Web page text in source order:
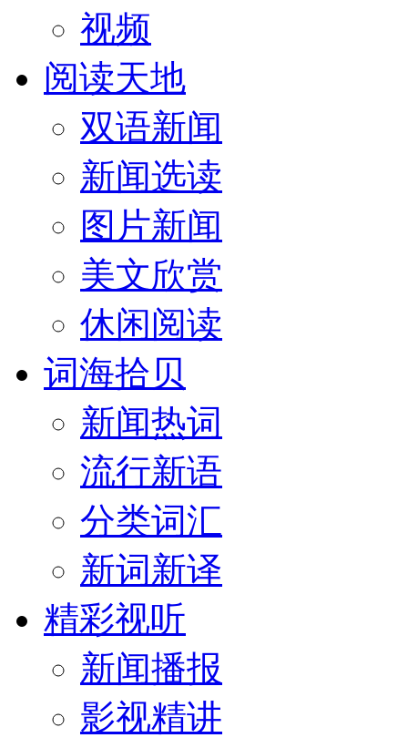
视频
阅读天地
双语新闻
新闻选读
图片新闻
美文欣赏
休闲阅读
词海拾贝
新闻热词
流行新语
分类词汇
新词新译
精彩视听
新闻播报
影视精讲